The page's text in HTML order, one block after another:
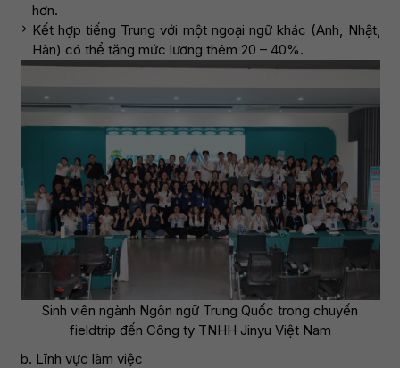
hơn.
Kết hợp tiếng Trung với một ngoại ngữ khác (Anh, Nhật,
Hàn) có thể tăng mức lương thêm 20 – 40%.
Sinh viên ngành Ngôn ngữ Trung Quốc trong chuyến
fieldtrip đến Công ty TNHH Jinyu Việt Nam
b. Lĩnh vực làm việc